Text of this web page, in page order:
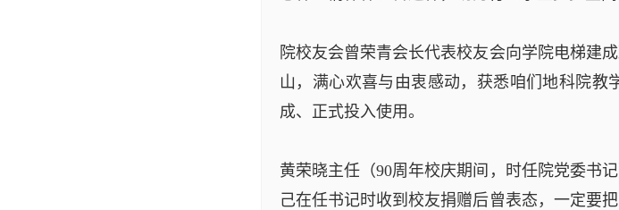
院校友会曾荣青会长代表校友会向学院电梯建
山，满心欢喜与由衷感动，获悉咱们地科院
成、正式投入使用。
黄荣晓主任（90周年校庆期间，时任院党委书
己在任书记时收到校友捐赠后曾表态，一定要